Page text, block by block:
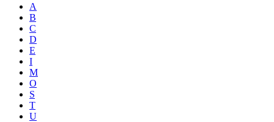
A
B
C
D
E
I
M
O
S
T
U